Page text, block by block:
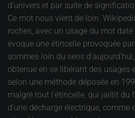
d’univers et par suite de
Ce mot nous vient de loin.
roches, avec un usage du mot
évoque une étincelle provoquée
sommes loin du sens
obtenue en se libérant des usages
selon une méthode déposée en
malgré tout l’étincelle, qui jaillit du
d’une décharge électrique, comme